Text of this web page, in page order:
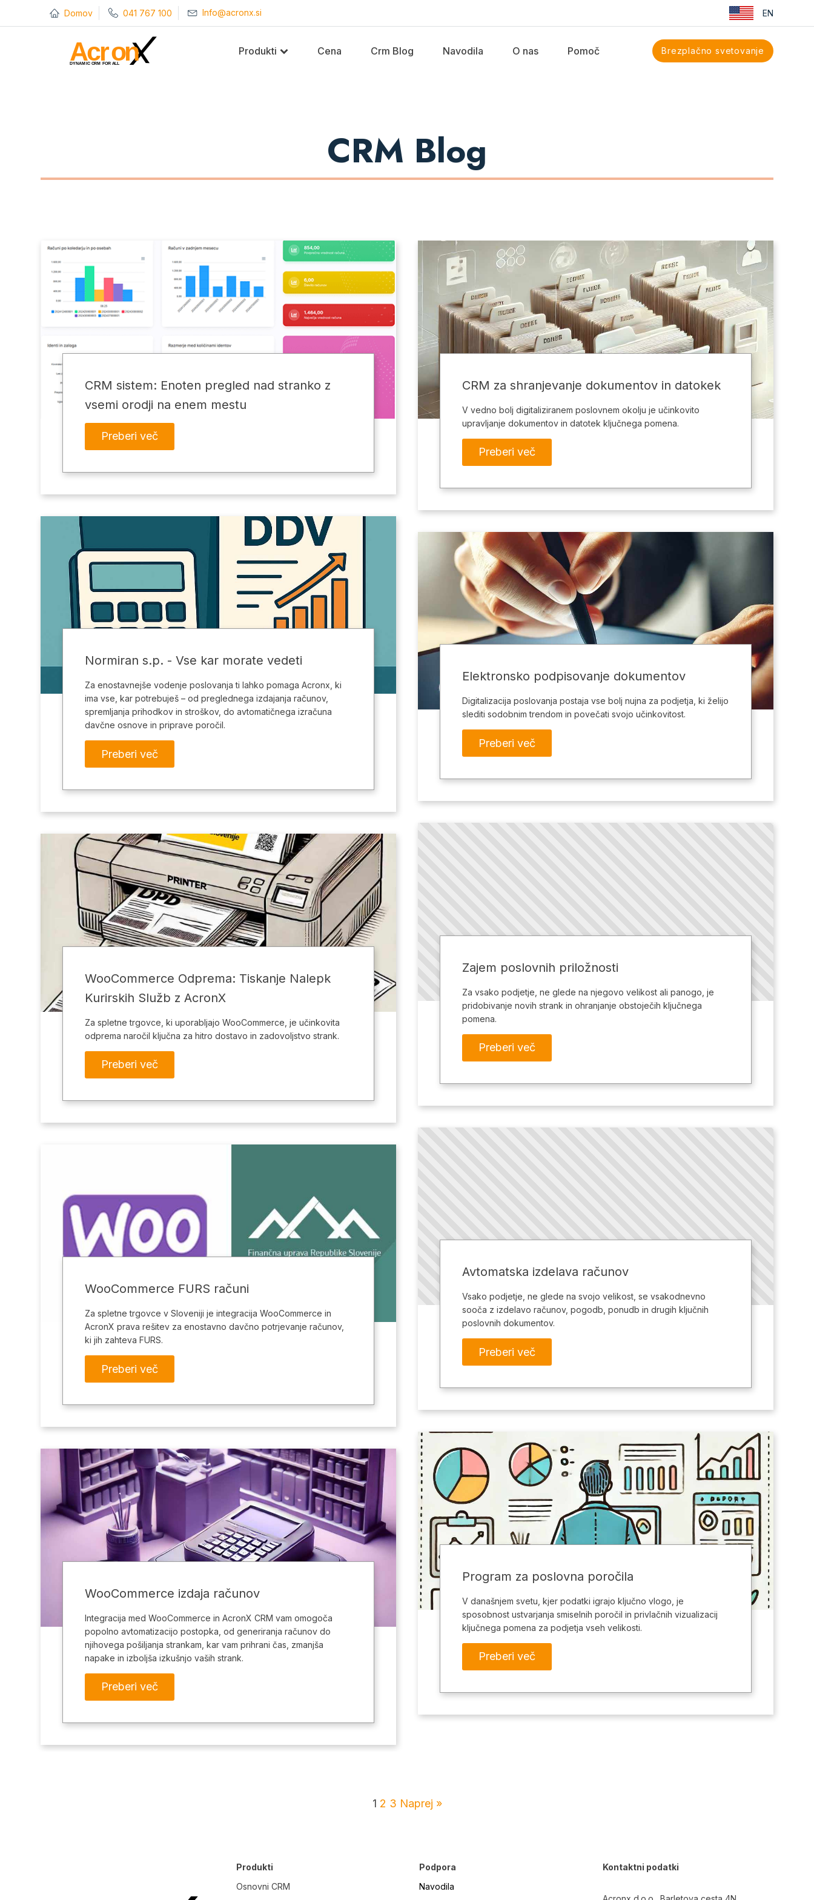
Domov 041 767 100 Info@acronx.si EN
Produkti Cena Crm Blog Navodila O nas Pomoč Brezplačno svetovanje
CRM Blog
CRM sistem: Enoten pregled nad stranko z
vsemi orodji na enem mestu
Preberi več
Normiran s.p. - Vse kar morate vedeti
Za enostavnejše vodenje poslovanja ti lahko pomaga Acronx, ki
ima vse, kar potrebuješ – od preglednega izdajanja računov,
spremljanja prihodkov in stroškov, do avtomatičnega izračuna
davčne osnove in priprave poročil.
Preberi več
WooCommerce Odprema: Tiskanje Nalepk
Kurirskih Služb z AcronX
Za spletne trgovce, ki uporabljajo WooCommerce, je učinkovita
odprema naročil ključna za hitro dostavo in zadovoljstvo strank.
Preberi več
WooCommerce FURS računi
Za spletne trgovce v Sloveniji je integracija WooCommerce in
AcronX prava rešitev za enostavno davčno potrjevanje računov,
ki jih zahteva FURS.
Preberi več
WooCommerce izdaja računov
Integracija med WooCommerce in AcronX CRM vam omogoča
popolno avtomatizacijo postopka, od generiranja računov do
njihovega pošiljanja strankam, kar vam prihrani čas, zmanjša
napake in izboljša izkušnjo vaših strank.
Preberi več
CRM za shranjevanje dokumentov in datokek
V vedno bolj digitaliziranem poslovnem okolju je učinkovito
upravljanje dokumentov in datotek ključnega pomena.
Preberi več
Elektronsko podpisovanje dokumentov
Digitalizacija poslovanja postaja vse bolj nujna za podjetja, ki želijo
slediti sodobnim trendom in povečati svojo učinkovitost.
Preberi več
Zajem poslovnih priložnosti
Za vsako podjetje, ne glede na njegovo velikost ali panogo, je
pridobivanje novih strank in ohranjanje obstoječih ključnega
pomena.
Preberi več
Avtomatska izdelava računov
Vsako podjetje, ne glede na svojo velikost, se vsakodnevno
sooča z izdelavo računov, pogodb, ponudb in drugih ključnih
poslovnih dokumentov.
Preberi več
Program za poslovna poročila
V današnjem svetu, kjer podatki igrajo ključno vlogo, je
sposobnost ustvarjanja smiselnih poročil in privlačnih vizualizacij
ključnega pomena za podjetja vseh velikosti.
Preberi več
1 2 3 Naprej »
Produkti
Osnovni CRM
Podpora
Navodila
Kontaktni podatki